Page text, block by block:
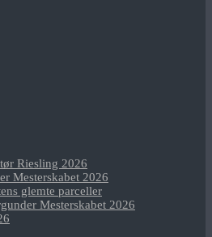
Riesling 2026
Mesterskabet 2026
glemte parceller
Mesterskabet 2026